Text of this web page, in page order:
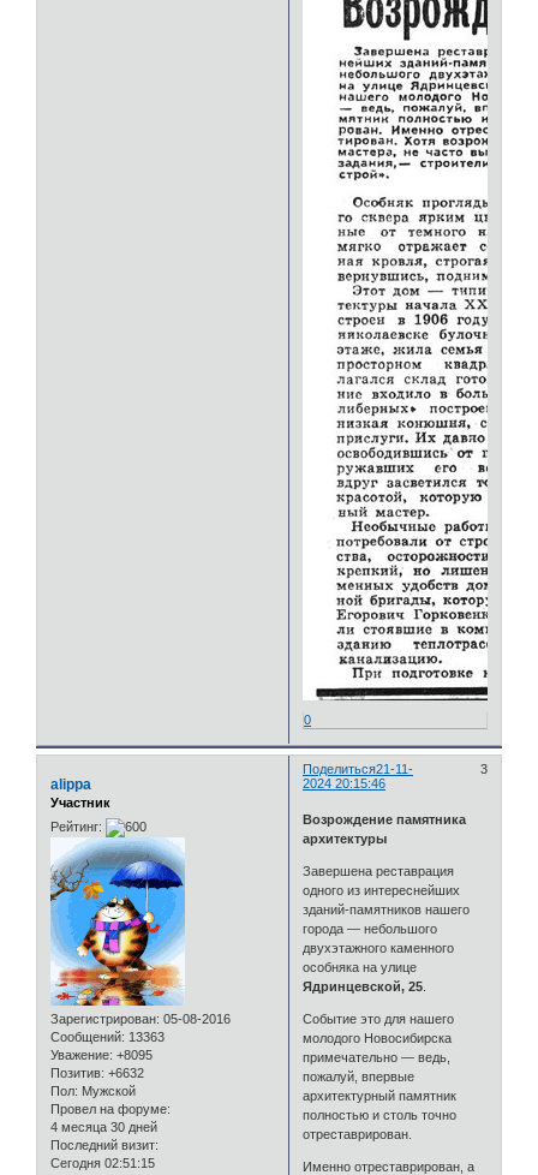
0
Поделиться 3
21-11-
2024 20:15:46
alippa
Участник
Рейтинг:
Зарегистрирован: 05-08-2016
Сообщений: 13363
Уважение: +8095
Позитив: +6632
Пол: Мужской
Провел на форуме:
4 месяца 30 дней
Последний визит:
Сегодня 02:51:15
Возрождение памятника
архитектуры
Завершена реставрация
одного из интереснейших
зданий-памятников нашего
города — небольшого
двухэтажного каменного
особняка на улице
Ядринцевской, 25
Событие это для нашего
молодого Новосибирска
примечательно — ведь,
пожалуй, впервые
архитектурный памятник
полностью и столь точно
отреставрирован.
Именно отреставрирован, а